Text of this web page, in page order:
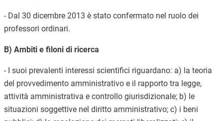
- Dal 30 dicembre 2013 è stato confermato nel ruolo dei
professori ordinari.
B) Ambiti e filoni di ricerca
- I suoi prevalenti interessi scientifici riguardano: a) la teoria
del provvedimento amministrativo e il rapporto tra legge,
attività amministrativa e controllo giurisdizionale; b) le
situazioni soggettive nel diritto amministrativo; c) i beni